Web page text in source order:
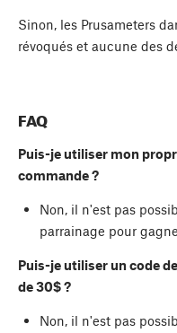
Sinon, les Prusameters
révoqués et aucune des
FAQ
Puis-je utiliser mon
commande ?
Non, il n'est pas
parrainage pour
Puis-je utiliser un code
de 30$ ?
Non, il n'est pas